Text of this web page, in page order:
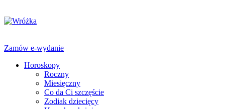
Zamów e-wydanie
Horoskopy
Roczny
Miesięczny
Co da Ci szczęście
Zodiak dziecięcy